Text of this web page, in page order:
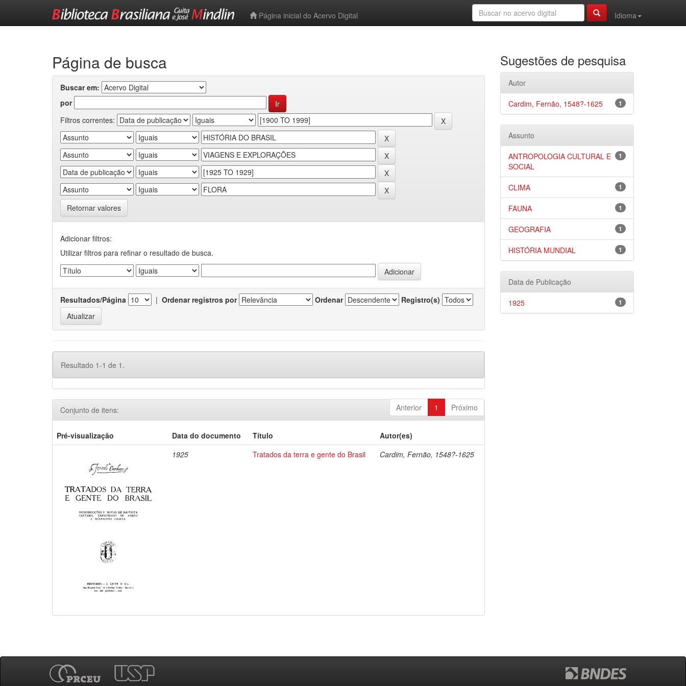
Página inicial do Acervo Digital
Idioma
Página de busca
Buscar em:
por
Filtros correntes:
Retornar valores
Adicionar filtros:
Utilizar filtros para refinar o resultado de busca.
Resultados/Página | Ordenar registros por Ordenar Registro(s)
Resultado 1-1 de 1.
Anterior 1 Próximo
Conjunto de itens:
Pré-visualização Data do documento Título
Autor(es)
1925
Tratados da terra e gente do Brasil Cardim, Fernão, 1548?-1625
Sugestões de pesquisa
Autor
1
Cardim, Fernão, 1548?-1625
Assunto
1
ANTROPOLOGIA CULTURAL E
SOCIAL
1
CLIMA
1
FAUNA
1
GEOGRAFIA
1
HISTÓRIA MUNDIAL
Data de Publicação
1
1925